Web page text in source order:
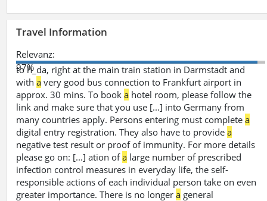
Travel Information
Relevanz:
97%
to h_da, right at the main train station in Darmstadt and
witha very good bus connection to Frankfurt airport in
approx. 30 mins. To booka hotel room, please follow the
link and make sure that you use [...] into Germany from
many countries apply. Persons entering must completea
digital entry registration. They also have to providea
negative test result or proof of immunity. For more details
please go on: [...] ation ofa large number of prescribed
infection control measures in everyday life, the self-
responsible actions of each individual person take on even
greater importance. There is no longera general